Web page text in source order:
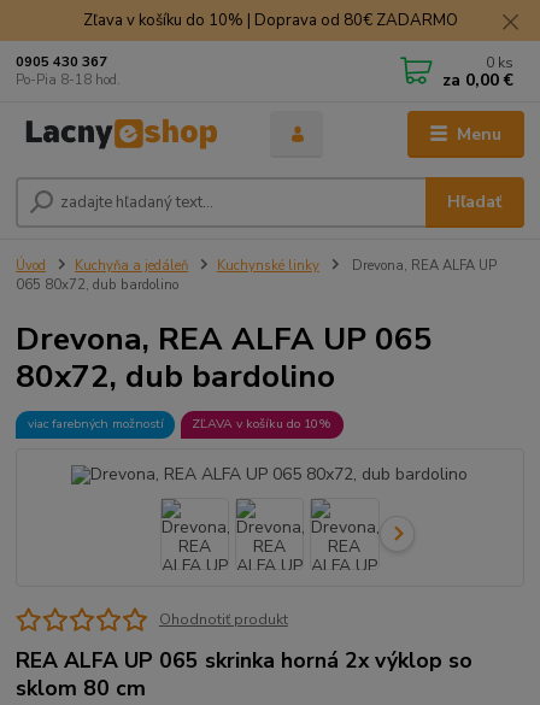
Zľava v košíku do 10% | Doprava od 80€ ZADARMO
Menu
Hľadať
0905 430 367
Po-Pia 8-18 hod.
0 ks
za 0,00 €
Úvod Kuchyňa a jedáleň Kuchynské linky
Drevona, REA ALFA UP
065 80x72, dub bardolino
Drevona, REA ALFA UP 065
80x72, dub bardolino
viac farebných možností ZĽAVA v košíku do 10%
Ohodnotiť produkt
REA ALFA UP 065 skrinka horná 2x výklop so
sklom 80 cm